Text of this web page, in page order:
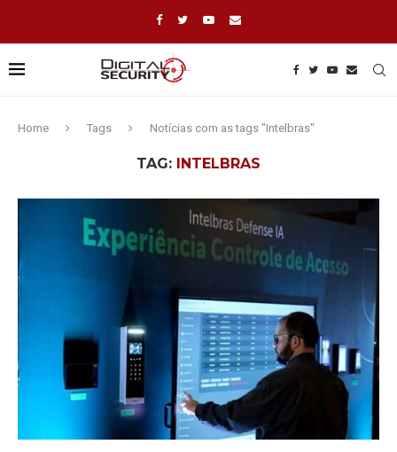
Home Tags Notícias com as tags "Intelbras"
TAG: INTELBRAS